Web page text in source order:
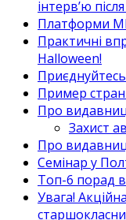
інтерв’ю
Платформи
Практичні
Halloween!
Пример
Про
Захист
Про
Семінар у
Топ-6 порад
Увага!